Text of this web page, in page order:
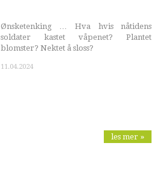
Ønsketenking … Hva hvis nåtidens
soldater kastet våpenet? Plantet
blomster? Nektet å sloss?
11.04.2024
les mer »